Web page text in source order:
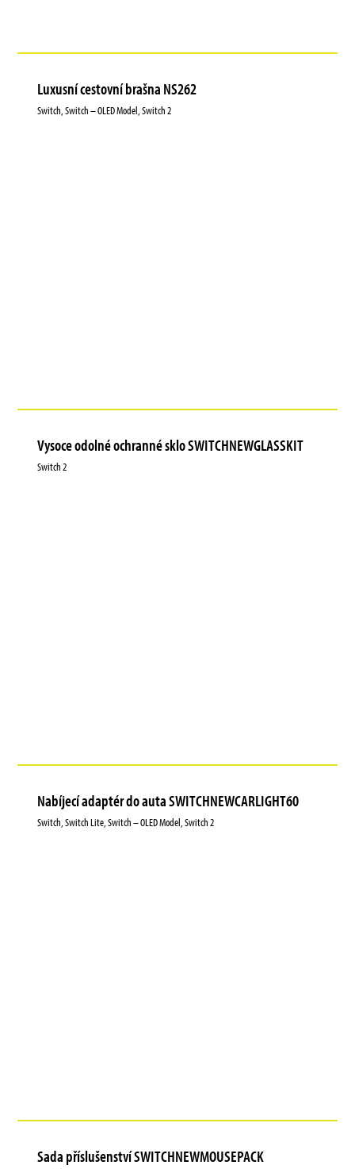
Luxusní cestovní brašna NS262
Switch, Switch – OLED Model, Switch 2
Vysoce odolné ochranné sklo SWITCHNEWGLASSKIT
Switch 2
Nabíjecí adaptér do auta SWITCHNEWCARLIGHT60
Switch, Switch Lite, Switch – OLED Model, Switch 2
Sada příslušenství SWITCHNEWMOUSEPACK